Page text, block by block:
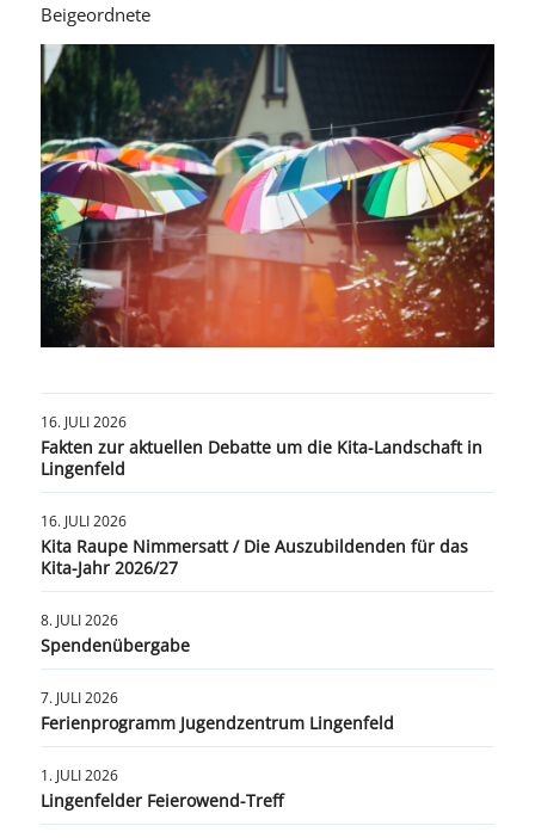
Beigeordnete
16. JULI 2026
Fakten zur aktuellen Debatte um die Kita-Landschaft in
Lingenfeld
16. JULI 2026
Kita Raupe Nimmersatt / Die Auszubildenden für das
Kita-Jahr 2026/27
8. JULI 2026
Spendenübergabe
7. JULI 2026
Ferienprogramm Jugendzentrum Lingenfeld
1. JULI 2026
Lingenfelder Feierowend-Treff